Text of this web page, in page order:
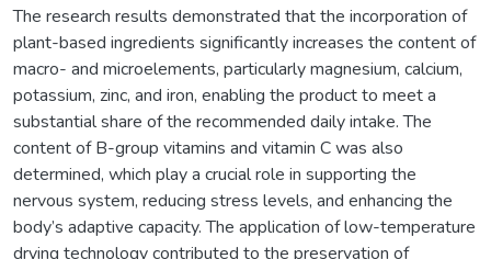
The research results demonstrated that the incorporation of
plant-based ingredients significantly increases the content of
macro- and microelements, particularly magnesium, calcium,
potassium, zinc, and iron, enabling the product to meet a
substantial share of the recommended daily intake. The
content of B-group vitamins and vitamin C was also
determined, which play a crucial role in supporting the
nervous system, reducing stress levels, and enhancing the
body’s adaptive capacity. The application of low-temperature
drying technology contributed to the preservation of